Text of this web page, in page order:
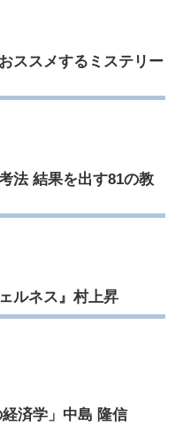
ススメするミステリー
法 結果を出す81の教
ルネス』村上昇
経済学」中島 隆信